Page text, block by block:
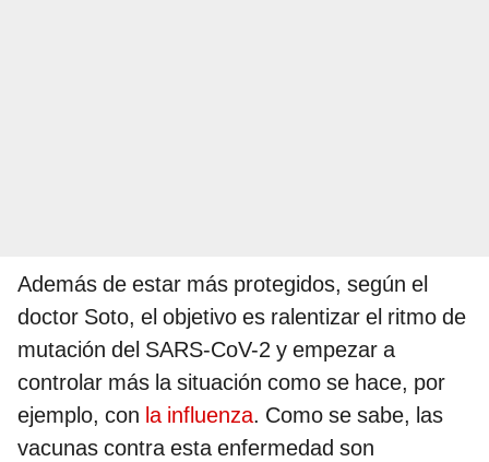
Además de estar más protegidos, según el
doctor Soto, el objetivo es ralentizar el ritmo de
mutación del SARS-CoV-2 y empezar a
controlar más la situación como se hace, por
ejemplo, con la influenza. Como se sabe, las
vacunas contra esta enfermedad son